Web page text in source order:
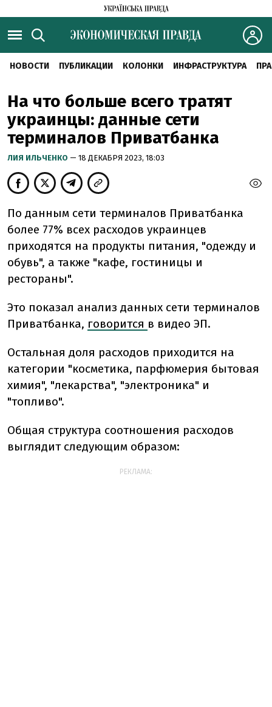
НОВОСТИ ПУБЛИКАЦИИ КОЛОНКИ ИНФРАСТРУКТУРА
На что больше всего тратят
украинцы: данные сети
терминалов Приватбанка
ЛИЯ ИЛЬЧЕНКО — 18 ДЕКАБРЯ 2023, 18:03
По данным сети терминалов Приватбанка
более 77% всех расходов украинцев
приходятся на продукты питания, "одежду и
обувь", а также "кафе, гостиницы и
рестораны".
Это показал анализ данных сети терминалов
Приватбанка, говорится в видео ЭП.
Остальная доля расходов приходится на
категории "косметика, парфюмерия бытовая
химия", "лекарства", "электроника" и
"топливо".
Общая структура соотношения расходов
выглядит следующим образом:
РЕКЛАМА: